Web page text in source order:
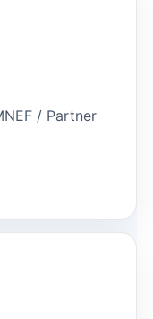
/ Partner